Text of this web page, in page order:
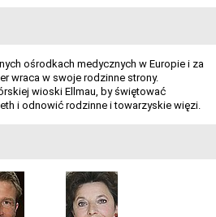
ośrodkach medycznych w Europie i za
wraca w swoje rodzinne strony.
wioski Ellmau, by świętować
i odnowić rodzinne i towarzyskie więzi.